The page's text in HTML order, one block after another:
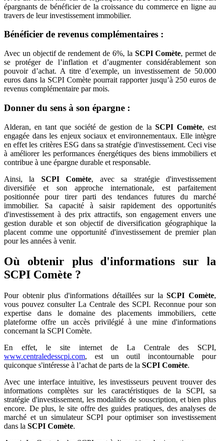
épargnants de bénéficier de la croissance du commerce en ligne au
travers de leur investissement immobilier.
Bénéficier de revenus complémentaires :
Avec un objectif de rendement de 6%, la SCPI Comète, permet de
se protéger de l’inflation et d’augmenter considérablement son
pouvoir d’achat. A titre d’exemple, un investissement de 50.000
euros dans la SCPI Comète pourrait rapporter jusqu’à 250 euros de
revenus complémentaire par mois.
Donner du sens à son épargne :
Alderan, en tant que société de gestion de la SCPI Comète, est
engagée dans les enjeux sociaux et environnementaux. Elle intègre
en effet les critères ESG dans sa stratégie d'investissement. Ceci vise
à améliorer les performances énergétiques des biens immobiliers et
contribue à une épargne durable et responsable.
Ainsi, la SCPI Comète, avec sa stratégie d'investissement
diversifiée et son approche internationale, est parfaitement
positionnée pour tirer parti des tendances futures du marché
immobilier. Sa capacité à saisir rapidement des opportunités
d'investissement à des prix attractifs, son engagement envers une
gestion durable et son objectif de diversification géographique la
placent comme une opportunité d'investissement de premier plan
pour les années à venir.
Où obtenir plus d'informations sur la
SCPI Comète ?
Pour obtenir plus d'informations détaillées sur laSCPI Comète,
vous pouvez consulter La Centrale des SCPI. Reconnue pour son
expertise dans le domaine des placements immobiliers, cette
plateforme offre un accès privilégié à une mine d'informations
concernant la SCPI Comète.
En effet, le site internet de La Centrale des SCPI,
www.centraledesscpi.com, est un outil incontournable pour
quiconque s'intéresse à l’achat de parts de la SCPI Comète.
Avec une interface intuitive, les investisseurs peuvent trouver des
informations complètes sur les caractéristiques de la SCPI, sa
stratégie d'investissement, les modalités de souscription, et bien plus
encore. De plus, le site offre des guides pratiques, des analyses de
marché et un simulateur SCPI pour optimiser son investissement
dans la SCPI Comète.